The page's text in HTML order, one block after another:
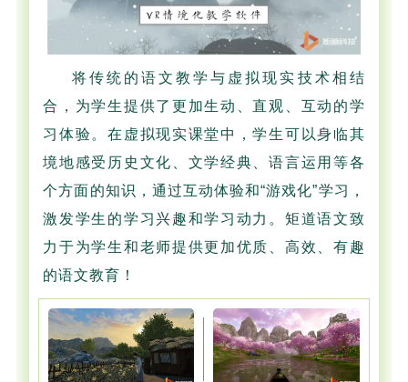
将传统的语文教学与虚拟现实技术相结
合，为学生提供了更加生动、直观、互动的学
习体验。在虚拟现实课堂中，学生可以身临其
境地感受历史文化、文学经典、语言运用等各
个方面的知识，通过互动体验和“游戏化”学习，
激发学生的学习兴趣和学习动力。矩道语文致
力于为学生和老师提供更加优质、高效、有趣
的语文教育！